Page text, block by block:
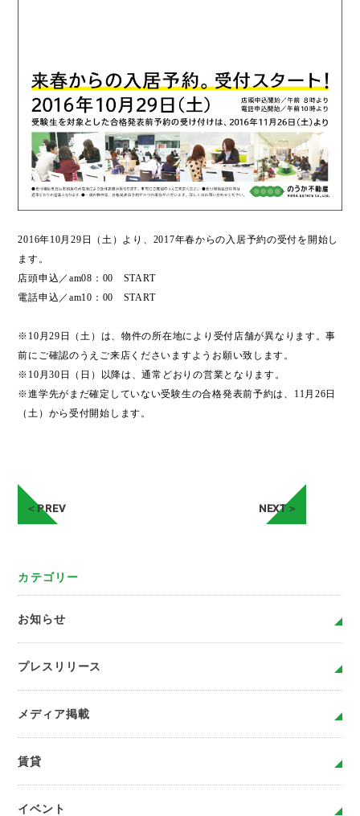
2016年10月29日（土）より、2017年春からの入居予約の受付を開始し
ます。
店頭申込／am08：00 START
電話申込／am10：00 START
※10月29日（土）は、物件の所在地により受付店舗が異なります。事
前にご確認のうえご来店くださいますようお願い致します。
※10月30日（日）以降は、通常どおりの営業となります。
※進学先がまだ確定していない受験生の合格発表前予約は、11月26日
（土）から受付開始します。
＜PREV NEXT＞
カテゴリー
お知らせ
プレスリリース
メディア掲載
賃貸
イベント